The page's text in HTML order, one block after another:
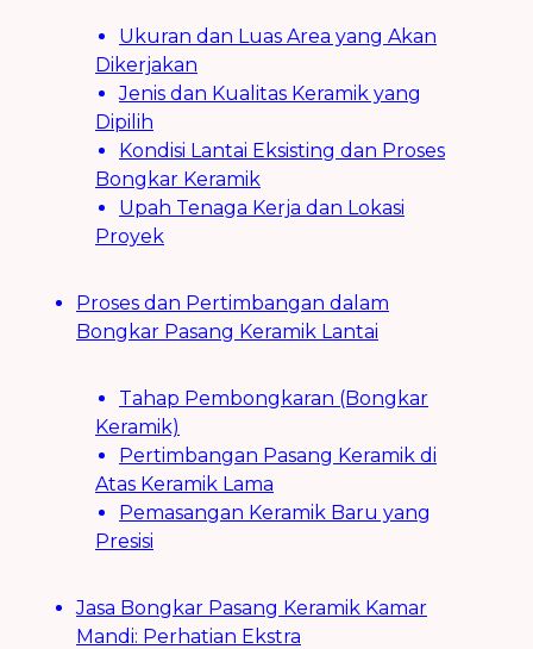
Ukuran dan Luas Area yang Akan
Dikerjakan
Jenis dan Kualitas Keramik yang
Dipilih
Kondisi Lantai Eksisting dan Proses
Bongkar Keramik
Upah Tenaga Kerja dan Lokasi
Proyek
Proses dan Pertimbangan dalam
Bongkar Pasang Keramik Lantai
Tahap Pembongkaran (Bongkar
Keramik)
Pertimbangan Pasang Keramik di
Atas Keramik Lama
Pemasangan Keramik Baru yang
Presisi
Jasa Bongkar Pasang Keramik Kamar
Mandi: Perhatian Ekstra